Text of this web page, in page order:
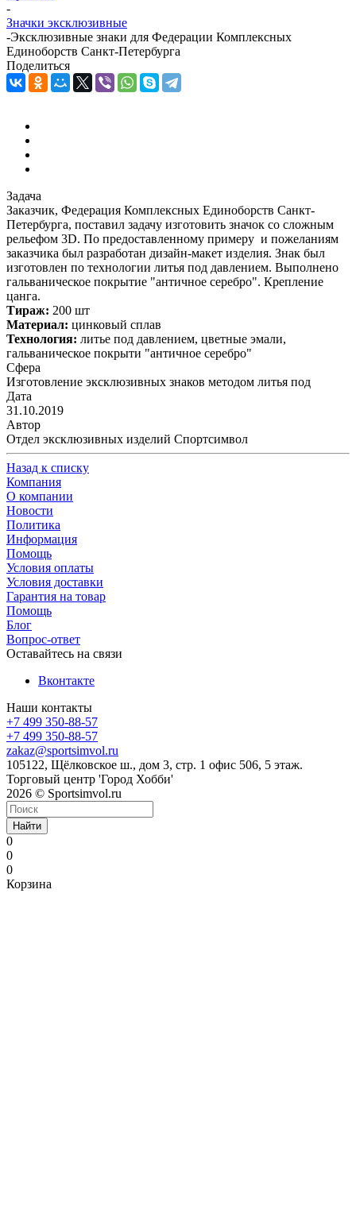
-
Значки эксклюзивные
-Эксклюзивные знаки для Федерации Комплексных
Единоборств Санкт-Петербурга
Поделиться
Задача
Заказчик, Федерация Комплексных Единоборств Санкт-
Петербурга, поставил задачу изготовить значок со сложным
рельефом 3D. По предоставленному примеру и пожеланиям
заказчика был разработан дизайн-макет изделия. Знак был
изготовлен по технологии литья под давлением. Выполнено
гальваническое покрытие "античное серебро". Крепление
цанга.
Тираж: 200 шт
Материал: цинковый сплав
Технология: литье под давлением, цветные эмали,
гальваническое покрыти "античное серебро"
Сфера
Изготовление эксклюзивных знаков методом литья под
Дата
31.10.2019
Автор
Отдел эксклюзивных изделий Спортсимвол
Назад к списку
Компания
О компании
Новости
Политика
Информация
Помощь
Условия оплаты
Условия доставки
Гарантия на товар
Помощь
Блог
Вопрос-ответ
Оставайтесь на связи
Вконтакте
Наши контакты
+7 499 350-88-57
+7 499 350-88-57
zakaz@sportsimvol.ru
105122, Щёлковское ш., дом 3, стр. 1 офис 506, 5 этаж.
Торговый центр 'Город Хобби'
2026 © Sportsimvol.ru
Найти
0
0
0
Корзина